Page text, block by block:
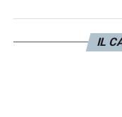
IL